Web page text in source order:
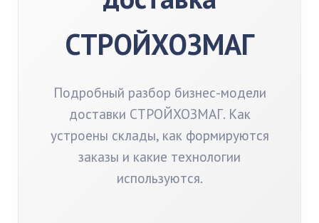
СТРОЙХОЗМАГ
Подробный разбор бизнес-модели
доставки СТРОЙХОЗМАГ. Как
устроены склады, как формируются
заказы и какие технологии
используются.